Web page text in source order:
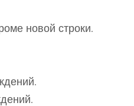
новой строки.